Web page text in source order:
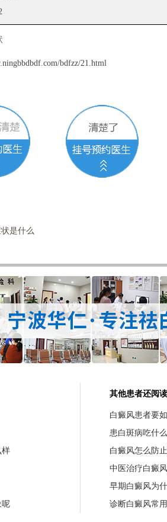
bdfzz/21.html
是什么
样
呢
其他患者还阅
白癜风患者要
患白斑病吃什
白癜风怎么防
中医治疗白癜
早期白癜风为
诊断白癜风常